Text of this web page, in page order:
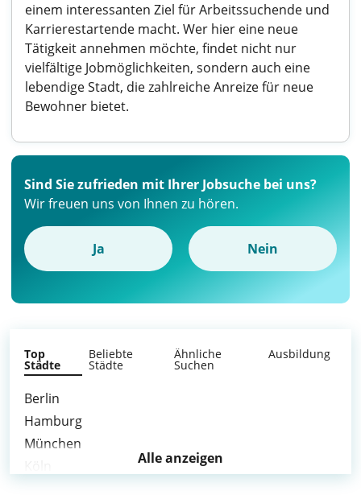
einem interessanten Ziel für Arbeitssuchende und
Karrierestartende macht. Wer hier eine neue
Tätigkeit annehmen möchte, findet nicht nur
vielfältige Jobmöglichkeiten, sondern auch eine
lebendige Stadt, die zahlreiche Anreize für neue
Bewohner bietet.
Sind Sie zufrieden mit Ihrer Jobsuche bei uns?
Wir freuen uns von Ihnen zu hören.
Ja Nein
Top
Städte
Beliebte
Städte
Ähnliche
Suchen
Ausbildung
Berlin
Hamburg
München
Alle anzeigen